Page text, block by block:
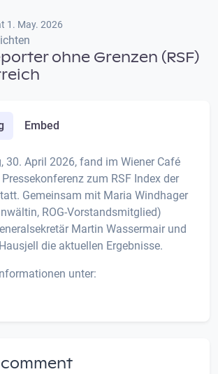
1. May. 2026
ohne Grenzen (RSF)
Embed
30. April 2026, fand im Wiener Café
zum RSF Index der
Gemeinsam mit Maria Windhager
ROG-Vorstandsmitglied)
Martin Wassermair und
die aktuellen Ergebnisse.
unter: